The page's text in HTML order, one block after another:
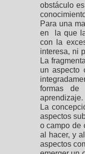
obstáculo
Para una
en la que
con la
interesa, ni
La
un aspecto
formas de
aprendizaje.
La
aspectos
o campo de
al hacer, y
aspectos